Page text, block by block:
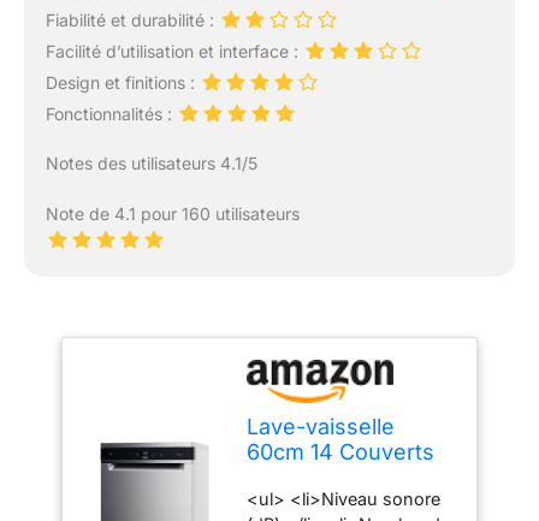
Fiabilité et durabilité :
Facilité d’utilisation et interface :
Design et finitions :
Fonctionnalités :
Notes des utilisateurs 4.1/5
Note de 4.1 pour 160 utilisateurs
Lave-vaisselle
60cm 14 Couverts
WFC3C42PX
<ul> <li>Niveau sonore